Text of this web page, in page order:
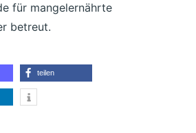
für mangelernährte
betreut.
teilen